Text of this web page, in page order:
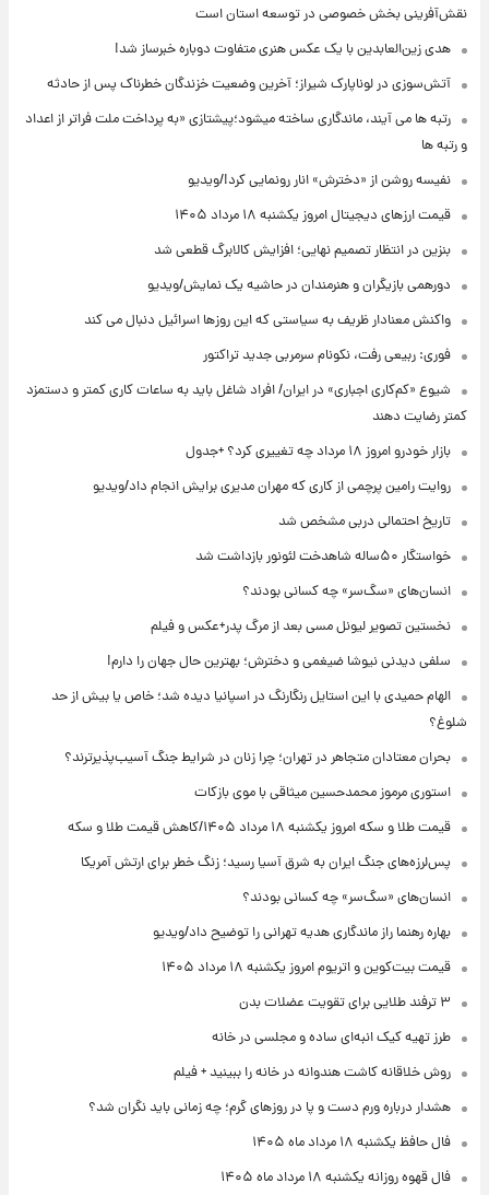
نقش‌آفرینی بخش خصوصی در توسعه استان است
هدی زین‌العابدین با یک عکس هنری متفاوت دوباره خبرساز شد!
آتش‌سوزی در لوناپارک شیراز؛ آخرین وضعیت خزندگان خطرناک پس از حادثه
رتبه ها می آیند، ماندگاری ساخته میشود؛پیشتازی «به پرداخت ملت فراتر از اعداد
و رتبه ها
نفیسه روشن از «دخترش» انار رونمایی کرد!/ویدیو
قیمت ارزهای دیجیتال امروز یکشنبه ۱۸ مرداد ۱۴۰۵
بنزین در انتظار تصمیم نهایی؛ افزایش کالابرگ قطعی شد
دورهمی بازیگران و هنرمندان در حاشیه یک نمایش/ویدیو
واکنش معنادار ظریف به سیاستی که این روزها اسرائیل دنبال می کند
فوری: ربیعی رفت، نکونام سرمربی جدید تراکتور
شیوع «کم‌کاری اجباری» در ایران/ افراد شاغل باید به ساعات کاری کمتر و دستمزد
کمتر رضایت دهند
بازار خودرو امروز ۱۸ مرداد چه تغییری کرد؟ +جدول
روایت رامین پرچمی از کاری که مهران مدیری برایش انجام داد/ویدیو
تاریخ احتمالی دربی مشخص شد
خواستگار ۵۰ساله شاهدخت لئونور بازداشت شد
انسان‌های «سگ‌سر» چه کسانی بودند؟
نخستین تصویر لیونل مسی بعد از مرگ پدر+عکس و فیلم
سلفی دیدنی نیوشا ضیغمی و دخترش؛ بهترین حال جهان را دارم!
الهام حمیدی با این استایل رنگارنگ در اسپانیا دیده شد؛ خاص یا بیش از حد
شلوغ؟
بحران معتادان متجاهر در تهران؛ چرا زنان در شرایط جنگ آسیب‌پذیرترند؟
استوری مرموز محمدحسین میثاقی با موی بازکات
قیمت طلا و سکه امروز یکشنبه ۱۸ مرداد ۱۴۰۵/کاهش قیمت طلا و سکه
پس‌لرزه‌های جنگ ایران به شرق آسیا رسید؛ زنگ خطر برای ارتش آمریکا
انسان‌های «سگ‌سر» چه کسانی بودند؟
بهاره رهنما راز ماندگاری هدیه تهرانی را توضیح داد/ویدیو
قیمت بیت‌کوین و اتریوم امروز یکشنبه ۱۸ مرداد ۱۴۰۵
۳ ترفند طلایی برای تقویت عضلات بدن
طرز تهیه کیک انبه‌ای ساده و مجلسی در خانه
روش خلاقانه کاشت هندوانه در خانه را ببینید + فیلم
هشدار درباره ورم دست و پا در روزهای گرم؛ چه زمانی باید نگران شد؟
فال حافظ یکشنبه ۱۸ مرداد ماه ۱۴۰۵
فال قهوه روزانه یکشنبه ۱۸ مرداد ماه ۱۴۰۵